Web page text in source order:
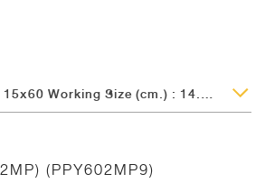
รุ่น : Y6 ขนาด (cm.) : 15x60 Working Size (cm.) : 14.7x59.7 ความหนา (mm.) : 9
(PPY602MP9)